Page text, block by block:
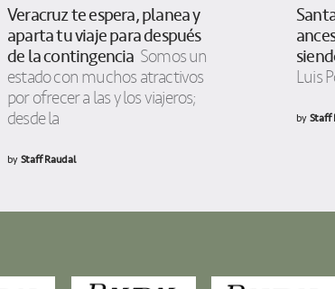
Veracruz te espera, planea y
aparta tu viaje para después
de la contingencia Somos un
estado con muchos atractivos
por ofrecer a las y los viajeros;
desde la
byStaff Raudal
Luis
byStaff